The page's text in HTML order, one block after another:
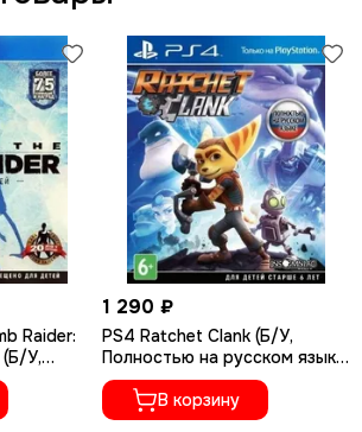
Raider:
(Б/У,
языке,
1 290 ₽
PS4 Ratchet Сlank (Б/У,
Полностью на русском языке,
CUSA-01073)
В корзину